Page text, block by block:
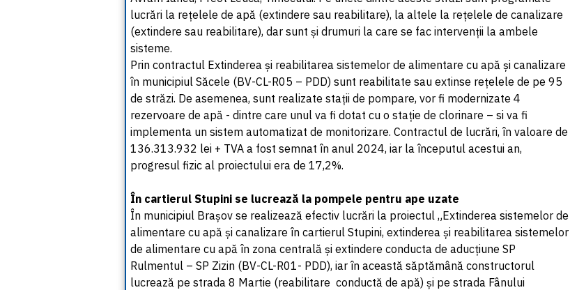
lucrări la rețelele de apă (extindere sau reabilitare), la altele la rețelele de canalizare
(extindere sau reabilitare), dar sunt și drumuri la care se fac intervenții la ambele
sisteme.
Prin contractul Extinderea și reabilitarea sistemelor de alimentare cu apă și canalizare
în municipiul Săcele (BV-CL-R05 – PDD) sunt reabilitate sau extinse rețelele de pe 95
de străzi. De asemenea, sunt realizate stații de pompare, vor fi modernizate 4
rezervoare de apă - dintre care unul va fi dotat cu o stație de clorinare – si va fi
implementa un sistem automatizat de monitorizare. Contractul de lucrări, în valoare de
136.313.932 lei + TVA a fost semnat în anul 2024, iar la începutul acestui an,
progresul fizic al proiectului era de 17,2%.
În cartierul Stupini se lucrează la pompele pentru ape uzate
În municipiul Brașov se realizează efectiv lucrări la proiectul „Extinderea sistemelor de
alimentare cu apă și canalizare în cartierul Stupini, extinderea și reabilitarea sistemelor
de alimentare cu apă în zona centrală și extindere conducta de aducțiune SP
Rulmentul – SP Zizin (BV-CL-R01- PDD), iar în această săptămână constructorul
lucrează pe strada 8 Martie (reabilitare conductă de apă) și pe strada Fânului